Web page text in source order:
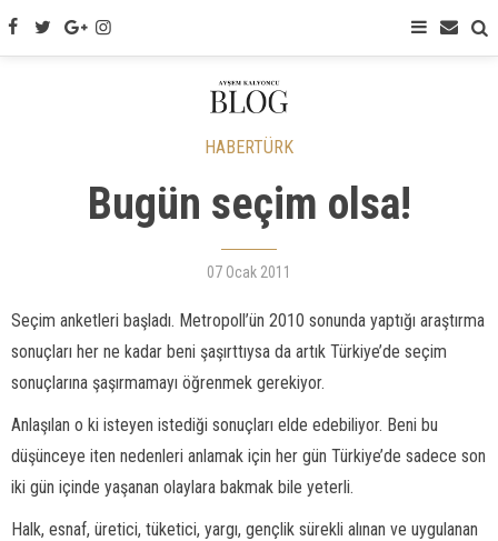
HABERTÜRK
Bugün seçim olsa!
07 Ocak 2011
Seçim anketleri başladı. Metropoll’ün 2010 sonunda yaptığı araştırma
sonuçları her ne kadar beni şaşırttıysa da artık Türkiye’de seçim
sonuçlarına şaşırmamayı öğrenmek gerekiyor.
Anlaşılan o ki isteyen istediği sonuçları elde edebiliyor. Beni bu
düşünceye iten nedenleri anlamak için her gün Türkiye’de sadece son
iki gün içinde yaşanan olaylara bakmak bile yeterli.
Halk, esnaf, üretici, tüketici, yargı, gençlik sürekli alınan ve uygulanan